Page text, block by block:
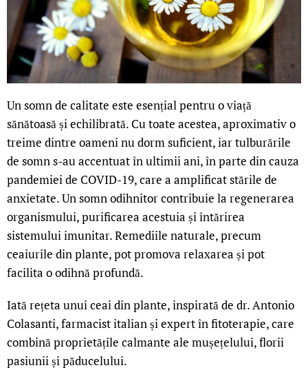
Un somn de calitate este esențial pentru o viață
sănătoasă și echilibrată. Cu toate acestea, aproximativ o
treime dintre oameni nu dorm suficient, iar tulburările
de somn s-au accentuat în ultimii ani, în parte din cauza
pandemiei de COVID-19, care a amplificat stările de
anxietate. Un somn odihnitor contribuie la regenerarea
organismului, purificarea acestuia și întărirea
sistemului imunitar. Remediile naturale, precum
ceaiurile din plante, pot promova relaxarea și pot
facilita o odihnă profundă.
Iată rețeta unui ceai din plante, inspirată de dr. Antonio
Colasanti, farmacist italian și expert în fitoterapie, care
combină proprietățile calmante ale mușețelului, florii
pasiunii și păducelului.